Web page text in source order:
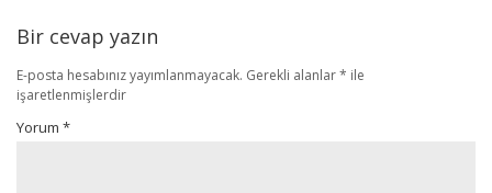
Bir cevap yazın
E-posta hesabınız yayımlanmayacak. Gerekli alanlar* ile
işaretlenmişlerdir
Yorum *